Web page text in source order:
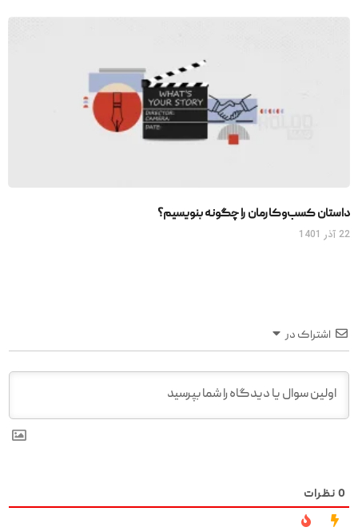
داستان کسب‌وکارمان را چگونه بنویسیم؟
22 آذر 1401
اشتراک در
0 نظرات